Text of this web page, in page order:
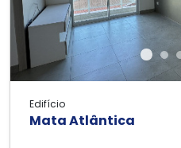
Edifício
Mata Atlântica